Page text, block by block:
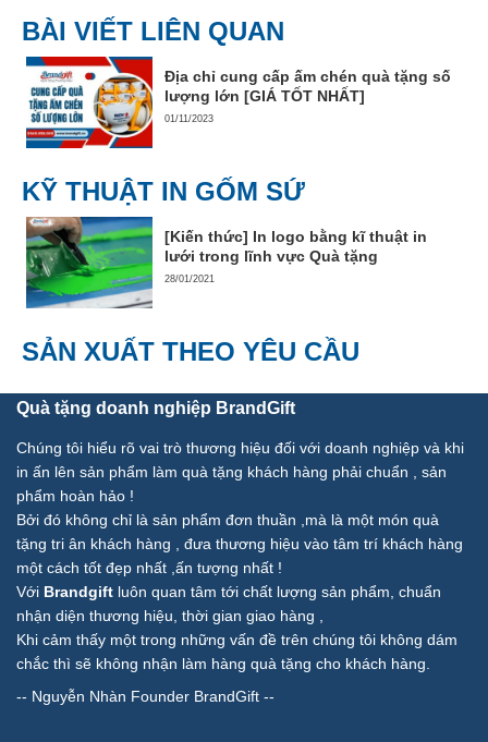
BÀI VIẾT LIÊN QUAN
Địa chỉ cung cấp ấm chén quà tặng số
lượng lớn [GIÁ TỐT NHẤT]
01/11/2023
KỸ THUẬT IN GỐM SỨ
[Kiến thức] In logo bằng kĩ thuật in
lưới trong lĩnh vực Quà tặng
28/01/2021
SẢN XUẤT THEO YÊU CẦU
Quà tặng doanh nghiệp BrandGift
Chúng tôi hiểu rõ vai trò thương hiệu đối với doanh nghiệp và khi
in ấn lên sản phẩm làm quà tặng khách hàng phải chuẩn , sản
phẩm hoàn hảo !
Bởi đó không chỉ là sản phẩm đơn thuần ,mà là một món quà
tặng tri ân khách hàng , đưa thương hiệu vào tâm trí khách hàng
một cách tốt đẹp nhất ,ấn tượng nhất !
Với Brandgift luôn quan tâm tới chất lượng sản phẩm, chuẩn
nhận diện thương hiệu, thời gian giao hàng ,
Khi cảm thấy một trong những vấn đề trên chúng tôi không dám
chắc thì sẽ không nhận làm hàng quà tặng cho khách hàng.
-- Nguyễn Nhàn Founder BrandGift --